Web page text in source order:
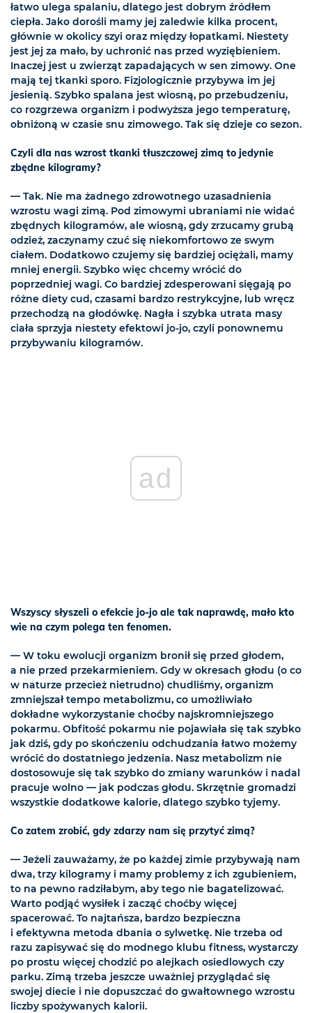
łatwo ulega spalaniu, dlatego jest dobrym źródłem
ciepła. Jako dorośli mamy jej zaledwie kilka procent,
głównie w okolicy szyi oraz między łopatkami. Niestety
jest jej za mało, by uchronić nas przed wyziębieniem.
Inaczej jest u zwierząt zapadających w sen zimowy. One
mają tej tkanki sporo. Fizjologicznie przybywa im jej
jesienią. Szybko spalana jest wiosną, po przebudzeniu,
co rozgrzewa organizm i podwyższa jego temperaturę,
obniżoną w czasie snu zimowego. Tak się dzieje co sezon.
Czyli dla nas wzrost tkanki tłuszczowej zimą to jedynie
zbędne kilogramy?
— Tak. Nie ma żadnego zdrowotnego uzasadnienia
wzrostu wagi zimą. Pod zimowymi ubraniami nie widać
zbędnych kilogramów, ale wiosną, gdy zrzucamy grubą
odzież, zaczynamy czuć się niekomfortowo ze swym
ciałem. Dodatkowo czujemy się bardziej ociężali, mamy
mniej energii. Szybko więc chcemy wrócić do
poprzedniej wagi. Co bardziej zdesperowani sięgają po
różne diety cud, czasami bardzo restrykcyjne, lub wręcz
przechodzą na głodówkę. Nagła i szybka utrata masy
ciała sprzyja niestety efektowi jo-jo, czyli ponownemu
przybywaniu kilogramów.
ad
Wszyscy słyszeli o efekcie jo-jo ale tak naprawdę, mało kto
wie na czym polega ten fenomen.
— W toku ewolucji organizm bronił się przed głodem,
a nie przed przekarmieniem. Gdy w okresach głodu (o co
w naturze przecież nietrudno) chudliśmy, organizm
zmniejszał tempo metabolizmu, co umożliwiało
dokładne wykorzystanie choćby najskromniejszego
pokarmu. Obfitość pokarmu nie pojawiała się tak szybko
jak dziś, gdy po skończeniu odchudzania łatwo możemy
wrócić do dostatniego jedzenia. Nasz metabolizm nie
dostosowuje się tak szybko do zmiany warunków i nadal
pracuje wolno — jak podczas głodu. Skrzętnie gromadzi
wszystkie dodatkowe kalorie, dlatego szybko tyjemy.
Co zatem zrobić, gdy zdarzy nam się przytyć zimą?
— Jeżeli zauważamy, że po każdej zimie przybywają nam
dwa, trzy kilogramy i mamy problemy z ich zgubieniem,
to na pewno radziłabym, aby tego nie bagatelizować.
Warto podjąć wysiłek i zacząć choćby więcej
spacerować. To najtańsza, bardzo bezpieczna
i efektywna metoda dbania o sylwetkę. Nie trzeba od
razu zapisywać się do modnego klubu fitness, wystarczy
po prostu więcej chodzić po alejkach osiedlowych czy
parku. Zimą trzeba jeszcze uważniej przyglądać się
swojej diecie i nie dopuszczać do gwałtownego wzrostu
liczby spożywanych kalorii.